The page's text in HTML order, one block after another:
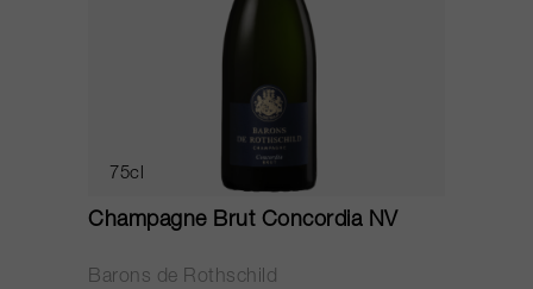
75cl
Champagne Brut Concordia NV
Barons de Rothschild